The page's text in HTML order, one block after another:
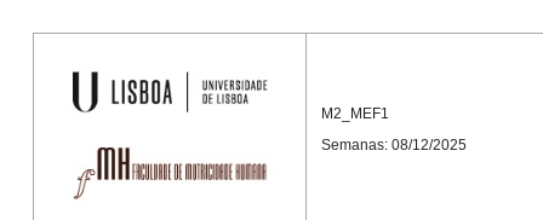
M2_MEF1
Semanas: 08/12/2025